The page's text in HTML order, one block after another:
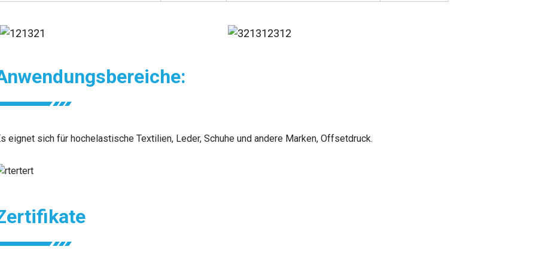
eignet sich für hochelastische Textilien, Leder, Schuhe und andere Marken, Offsetdruck.